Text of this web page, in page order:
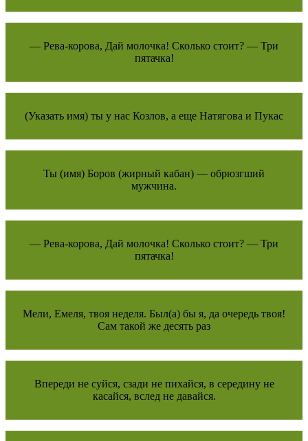
— Рева-корова, Дай молочка! Сколько стоит? — Три
пятачка!
(Указать имя) ты у нас Козлов, а еще Натягова и Пукас
Ты (имя) Боров (жирный кабан) — обрюзгший
мужчина.
— Рева-корова, Дай молочка! Сколько стоит? — Три
пятачка!
Мели, Емеля, твоя неделя. Был(а) бы я, да очередь твоя!
Сам такой же десять раз
Впереди не суйся, сзади не пихайся, в середину не
касайся, вслед не давайся.